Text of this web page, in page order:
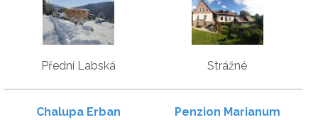
Přední Labská Strážné
Chalupa Erban Penzion Marianum